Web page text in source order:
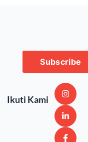
Subscribe
Ikuti Kami